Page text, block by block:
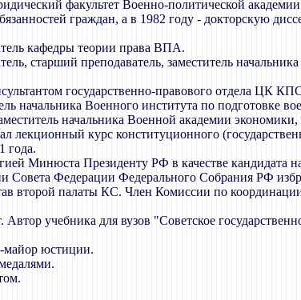
факультет Военно-политической
граждан, а в 1982 году - докторскую
кафедры теории права ВПА.
старший преподаватель, заместитель
государственно-правового отдела ЦК
начальника Военного института по подготовке
начальника Военной академии
лекционный курс конституционного
года.
Минюста Президенту РФ в качестве кандидата
Совета Федерации Федерального Собрания РФ
второй палаты КС. Член Комиссии по
Автор учебника для вузов "Советское
майор юстиции.